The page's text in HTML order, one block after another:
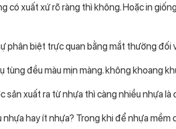
có xuất xứ rõ ràng thì không. Hoặc in
phân biệt trực quan bằng mắt thường đối
tùng đều màu mịn màng. không khoang
sản xuất ra từ nhựa thì càng nhiều nhựa là
hay ít nhựa? Trong khi để nhựa